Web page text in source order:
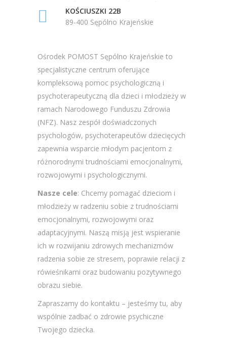
KOŚCIUSZKI 22B
89-400 Sępólno Krajeńskie
Ośrodek POMOST Sępólno Krajeńskie to
specjalistyczne centrum oferujące
kompleksową pomoc psychologiczną i
psychoterapeutyczną dla dzieci i młodzieży w
ramach Narodowego Funduszu Zdrowia
(NFZ). Nasz zespół doświadczonych
psychologów, psychoterapeutów dziecięcych
zapewnia wsparcie młodym pacjentom z
różnorodnymi trudnościami emocjonalnymi,
rozwojowymi i psychologicznymi.
Nasze cele: Chcemy pomagać dzieciom i
młodzieży w radzeniu sobie z trudnościami
emocjonalnymi, rozwojowymi oraz
adaptacyjnymi. Naszą misją jest wspieranie
ich w rozwijaniu zdrowych mechanizmów
radzenia sobie ze stresem, poprawie relacji z
rówieśnikami oraz budowaniu pozytywnego
obrazu siebie.
Zapraszamy do kontaktu – jesteśmy tu, aby
wspólnie zadbać o zdrowie psychiczne
Twojego dziecka.